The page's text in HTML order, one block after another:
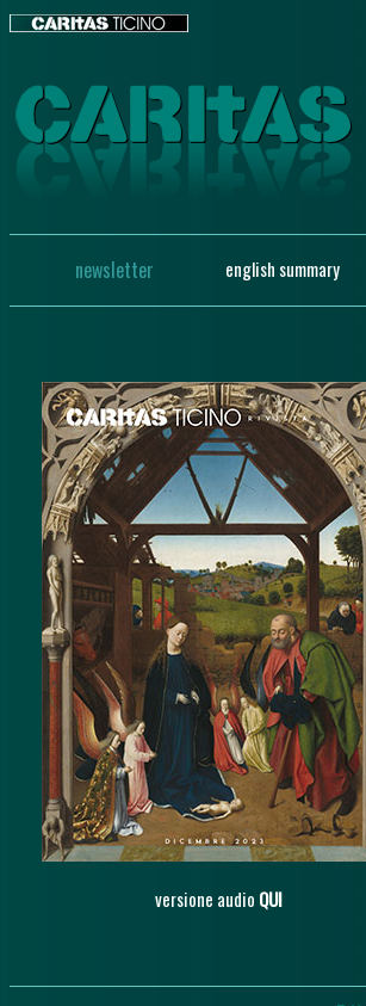
newsletter english summary
versione audio QUI